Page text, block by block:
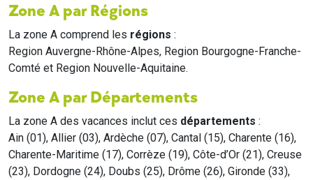
Zone A par Régions
La zone A comprend les régions :
Region Auvergne-Rhône-Alpes, Region Bourgogne-Franche-
Comté et Region Nouvelle-Aquitaine.
Zone A par Départements
La zone A des vacances inclut ces départements :
Ain (01), Allier (03), Ardèche (07), Cantal (15), Charente (16),
Charente-Maritime (17), Corrèze (19), Côte-d’Or (21), Creuse
(23), Dordogne (24), Doubs (25), Drôme (26), Gironde (33),